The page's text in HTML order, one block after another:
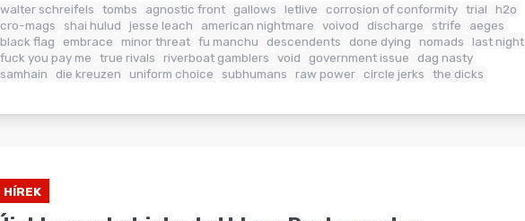
walter schreifels tombs agnostic front gallows letlive corrosion of conformity trial
h2o
cro-mags
shai hulud jesse leach american nightmare voivod discharge strife
aeges
black flag
embrace minor threat fu manchu descendents done dying nomads
last night
fuck you pay me
true rivals riverboat gamblers void government issue
dag nasty
samhain
die kreuzen uniform choice subhumans raw power circle jerks the dicks
HÍREK